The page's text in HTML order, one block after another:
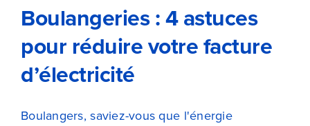
Boulangeries : 4 astuces
pour réduire votre facture
d’électricité
Boulangers, saviez-vous que l'énergie